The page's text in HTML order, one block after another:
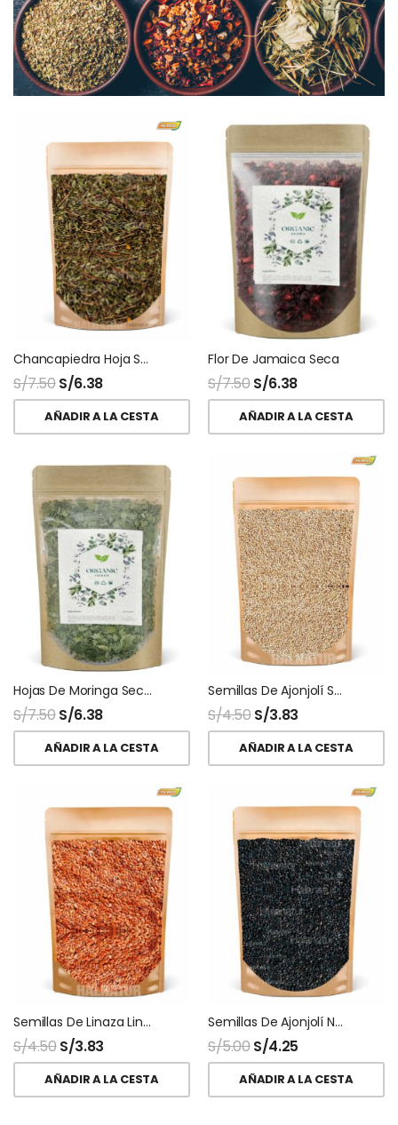
Chancapiedra Hoja Seca
S/7.50S/6.38
AÑADIR A LA CESTA
Flor De Jamaica Seca
S/7.50S/6.38
AÑADIR A LA CESTA
Hojas De Moringa Secas Deshidratadas
S/7.50S/6.38
AÑADIR A LA CESTA
Semillas De Ajonjolí Sésamo
S/4.50S/3.83
AÑADIR A LA CESTA
Semillas De Linaza Lino Peruana Nacional
S/4.50S/3.83
AÑADIR A LA CESTA
Semillas De Ajonjolí Negro Sésamo Black
S/5.00S/4.25
AÑADIR A LA CESTA